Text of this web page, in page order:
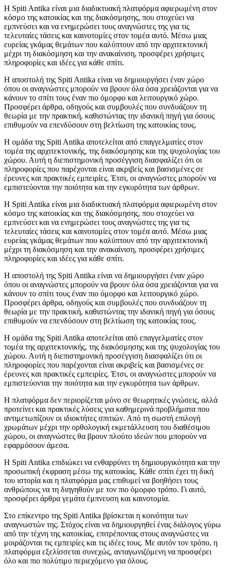
Η Spiti Antika είναι μια διαδικτυακή πλατφόρμα αφιερωμένη στον
κόσμο της κατοικίας και της διακόσμησης, που στοχεύει να
εμπνεύσει και να ενημερώσει τους αναγνώστες της για τις
τελευταίες τάσεις και καινοτομίες στον τομέα αυτό. Μέσω μιας
ευρείας γκάμας θεμάτων που καλύπτουν από την αρχιτεκτονική
μέχρι τη διακόσμηση και την ανακαίνιση, προσφέρει χρήσιμες
πληροφορίες και ιδέες για κάθε σπίτι.
Η αποστολή της Spiti Antika είναι να δημιουργήσει έναν χώρο
όπου οι αναγνώστες μπορούν να βρουν όλα όσα χρειάζονται για να
κάνουν το σπίτι τους έναν πιο όμορφο και λειτουργικό χώρο.
Προσφέρει άρθρα, οδηγούς και συμβουλές που συνδυάζουν τη
θεωρία με την πρακτική, καθιστώντας την ιδανική πηγή για όσους
επιθυμούν να επενδύσουν στη βελτίωση της κατοικίας τους.
Η ομάδα της Spiti Antika αποτελείται από επαγγελματίες στον
τομέα της αρχιτεκτονικής, της διακόσμησης και της ψυχολογίας του
χώρου. Αυτή η διεπιστημονική προσέγγιση διασφαλίζει ότι οι
πληροφορίες που παρέχονται είναι ακριβείς και βασισμένες σε
έρευνες και πρακτικές εμπειρίες. Έτσι, οι αναγνώστες μπορούν να
εμπιστεύονται την ποιότητα και την εγκυρότητα των άρθρων.
Η Spiti Antika είναι μια διαδικτυακή πλατφόρμα αφιερωμένη στον
κόσμο της κατοικίας και της διακόσμησης, που στοχεύει να
εμπνεύσει και να ενημερώσει τους αναγνώστες της για τις
τελευταίες τάσεις και καινοτομίες στον τομέα αυτό. Μέσω μιας
ευρείας γκάμας θεμάτων που καλύπτουν από την αρχιτεκτονική
μέχρι τη διακόσμηση και την ανακαίνιση, προσφέρει χρήσιμες
πληροφορίες και ιδέες για κάθε σπίτι.
Η αποστολή της Spiti Antika είναι να δημιουργήσει έναν χώρο
όπου οι αναγνώστες μπορούν να βρουν όλα όσα χρειάζονται για να
κάνουν το σπίτι τους έναν πιο όμορφο και λειτουργικό χώρο.
Προσφέρει άρθρα, οδηγούς και συμβουλές που συνδυάζουν τη
θεωρία με την πρακτική, καθιστώντας την ιδανική πηγή για όσους
επιθυμούν να επενδύσουν στη βελτίωση της κατοικίας τους.
Η ομάδα της Spiti Antika αποτελείται από επαγγελματίες στον
τομέα της αρχιτεκτονικής, της διακόσμησης και της ψυχολογίας του
χώρου. Αυτή η διεπιστημονική προσέγγιση διασφαλίζει ότι οι
πληροφορίες που παρέχονται είναι ακριβείς και βασισμένες σε
έρευνες και πρακτικές εμπειρίες. Έτσι, οι αναγνώστες μπορούν να
εμπιστεύονται την ποιότητα και την εγκυρότητα των άρθρων.
Η πλατφόρμα δεν περιορίζεται μόνο σε θεωρητικές γνώσεις, αλλά
προτείνει και πρακτικές λύσεις για καθημερινά προβλήματα που
αντιμετωπίζουν οι ιδιοκτήτες σπιτιών. Από τη σωστή επιλογή
χρωμάτων μέχρι την ορθολογική εκμετάλλευση του διαθέσιμου
χώρου, οι αναγνώστες θα βρουν πλούτο ιδεών που μπορούν να
εφαρμόσουν άμεσα.
Η Spiti Antika επιδιώκει να ενθαρρύνει τη δημιουργικότητα και την
προσωπική έκφραση μέσω της κατοικίας. Κάθε σπίτι έχει τη δική
του ιστορία και η πλατφόρμα μας επιθυμεί να βοηθήσει τους
ανθρώπους να τη διηγηθούν με τον πιο όμορφο τρόπο. Γι αυτό,
προσφέρει άρθρα γεμάτα έμπνευση και καινοτομία.
Στο επίκεντρο της Spiti Antika βρίσκεται η κοινότητα των
αναγνωστών της. Στόχος είναι να δημιουργηθεί ένας διάλογος γύρω
από την τέχνη της κατοικίας, επιτρέποντας στους αναγνώστες να
μοιράζονται τις εμπειρίες και τις ιδέες τους. Με αυτόν τον τρόπο, η
πλατφόρμα εξελίσσεται συνεχώς, ανταγωνιζόμενη να προσφέρει
όλο και πιο πολύτιμο περιεχόμενο για όλους.